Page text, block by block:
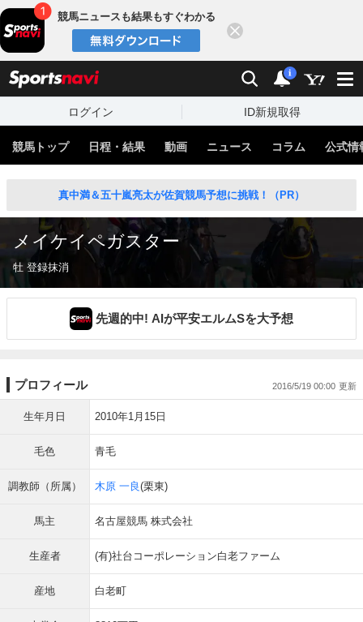
競馬ニュースも結果もすぐわかる
検索 通知
i
ログイン ID新規取得
競馬トップ 日程・結果 動画 ニュース コラム 公式情
真中満＆五十嵐亮太が佐賀競馬予想に挑戦！（PR）
メイケイペガスター
牡 登録抹消
先週的中! AIが平安エルムSを大予想
プロフィール 2016/5/19 00:00
生年月日 2010年1月15日
毛色 青毛
調教師（所属） 木原 一良(栗東)
馬主 名古屋競馬 株式会社
生産者 (有)社台コーポレーション白老ファーム
産地 白老町